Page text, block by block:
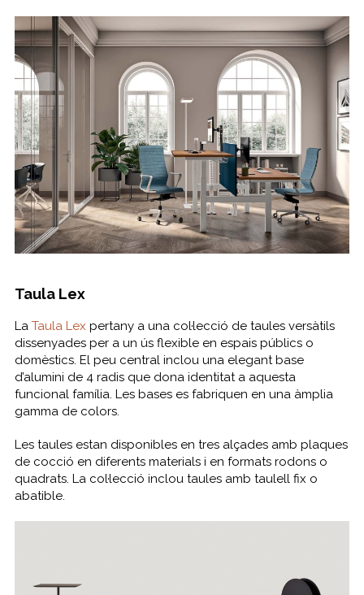
Taula Lex
La Taula Lex pertany a una col·lecció de taules versàtils
dissenyades per a un ús flexible en espais públics o
domèstics. El peu central inclou una elegant base
d’alumini de 4 radis que dona identitat a aquesta
funcional família. Les bases es fabriquen en una àmplia
gamma de colors.
Les taules estan disponibles en tres alçades amb plaques
de cocció en diferents materials i en formats rodons o
quadrats. La col·lecció inclou taules amb taulell fix o
abatible.